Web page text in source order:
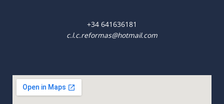
+34 641636181
c.l.c.reformas@hotmail.com